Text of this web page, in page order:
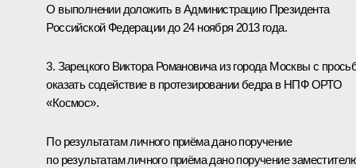
О выполнении доложить в Администрацию Президента
Российской Федерации до 24 ноября 2013 года.
3. Зарецкого Виктора Романовича из города Москвы с
оказать содействие в протезировании бедра в НПФ ОРТО
«Космос».
По результатам личного приёма дано поручение
по результатам личного приёма дано поручение